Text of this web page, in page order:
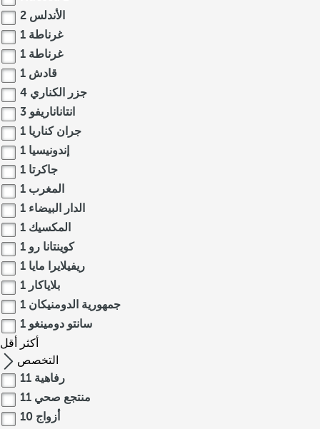
الأندلس 2
غرناطة 1
غرناطة 1
قادش 1
جزر الكناري 4
انتاناناريفو 3
جران كناريا 1
إندونيسيا 1
جاكرتا 1
المغرب 1
الدار البيضاء 1
المكسيك 1
كوينتانا رو 1
ريفيلايرا مايا 1
بلاياكار 1
جمهورية الدومنيكان 1
سانتو دومينغو 1
أكثر
أقل
التخصص
رفاهية 11
منتجع صحي 11
أزواج 10